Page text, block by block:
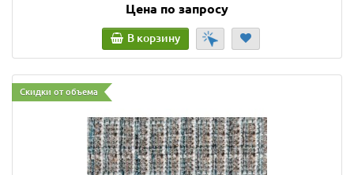
Цена по запросу
В корзину
Скидки от объема